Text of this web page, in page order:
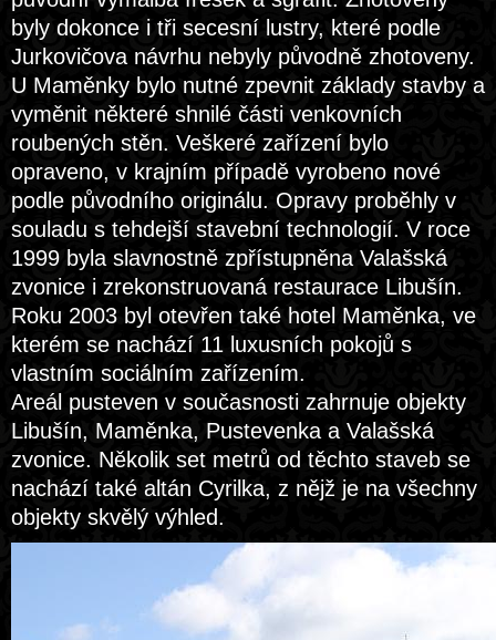
byly dokonce i tři secesní lustry, které podle
Jurkovičova návrhu nebyly původně zhotoveny.
U Maměnky bylo nutné zpevnit základy stavby a
vyměnit některé shnilé části venkovních
roubených stěn. Veškeré zařízení bylo
opraveno, v krajním případě vyrobeno nové
podle původního originálu. Opravy proběhly v
souladu s tehdejší stavební technologií. V roce
1999 byla slavnostně zpřístupněna Valašská
zvonice i zrekonstruovaná restaurace Libušín.
Roku 2003 byl otevřen také hotel Maměnka, ve
kterém se nachází 11 luxusních pokojů s
vlastním sociálním zařízením.
Areál pusteven v současnosti zahrnuje objekty
Libušín, Maměnka, Pustevenka a Valašská
zvonice. Několik set metrů od těchto staveb se
nachází také altán Cyrilka, z nějž je na všechny
objekty skvělý výhled.